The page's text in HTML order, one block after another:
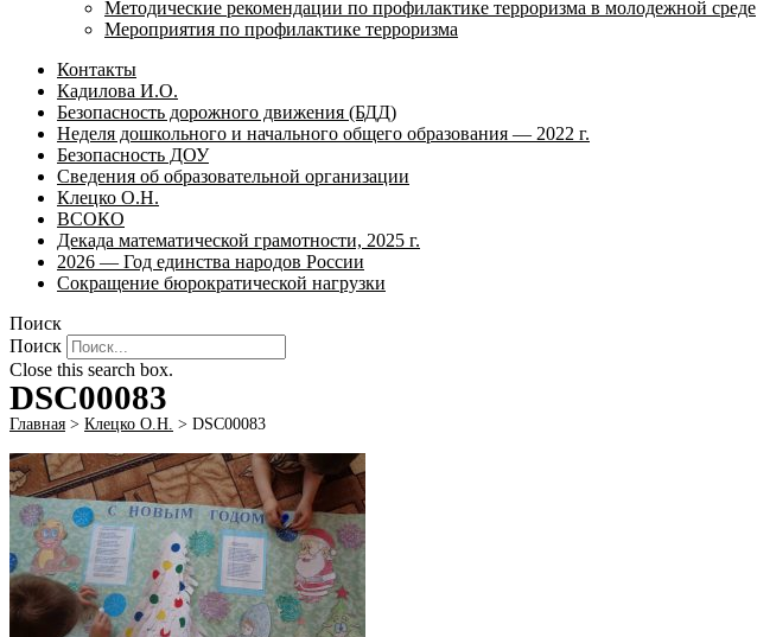
Методические рекомендации по профилактике терроризма в молодежной среде
Мероприятия по профилактике терроризма
Контакты
Кадилова И.О.
Безопасность дорожного движения (БДД)
Неделя дошкольного и начального общего образования — 2022 г.
Безопасность ДОУ
Сведения об образовательной организации
Клецко О.Н.
ВСОКО
Декада математической грамотности, 2025 г.
2026 — Год единства народов России
Сокращение бюрократической нагрузки
Поиск
Поиск
Close this search box.
DSC00083
Главная > Клецко О.Н. > DSC00083